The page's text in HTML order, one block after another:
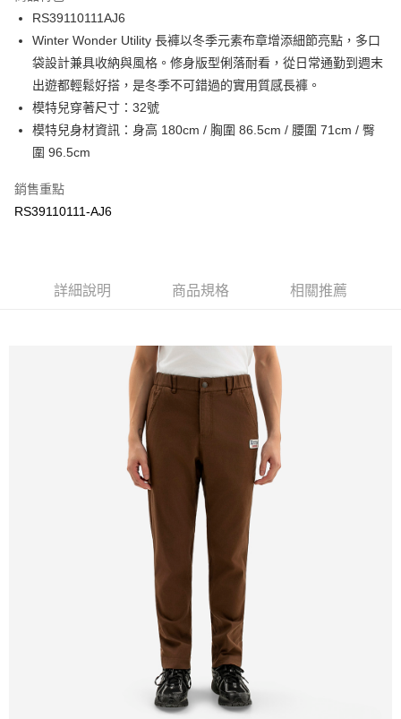
合作金庫商業銀行
華南商業銀行
上海商業儲蓄銀行
台北富邦商業銀行
國泰世華商業銀行
兆豐國際商業銀行
臺灣中小企業銀行
台中商業銀行
匯豐（台灣）商業銀行
聯邦商業銀行
元大商業銀行
永豐商業銀行
玉山商業銀行
台灣樂天信用卡公司
彰化商業銀行
上海商業儲蓄銀行
台北富邦商業銀行
國泰世華商業銀行
兆豐國際商業銀行
臺灣中小企業銀行
匯豐（台灣）商業銀行
華泰商業銀行
元大商業銀行
玉山商業銀行
台灣樂天信用卡公司
LINE Pay
Apple Pay
街口支付
運送方式
免運費
RS39110111AJ6
Winter Wonder Utility 長褲以冬季元素布章增添細節亮點，多口
袋設計兼具收納與風格。修身版型俐落耐看，從日常通勤到週末
出遊都輕鬆好搭，是冬季不可錯過的實用質感長褲。
模特兒穿著尺寸：32號
模特兒身材資訊：身高 180cm / 胸圍 86.5cm / 腰圍 71cm / 臀
圍 96.5cm
銷售重點
RS39110111-AJ6
詳細說明 商品規格 相關推薦